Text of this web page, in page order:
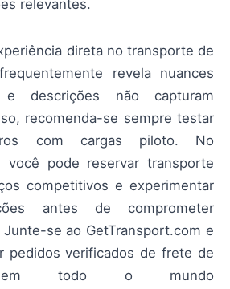
relevantes.
direta no transporte de
revela nuances
e descrições não capturam
recomenda-se sempre testar
com cargas piloto. No
você pode reservar transporte
competitivos e experimentar
antes de comprometer
se ao GetTransport.com e
pedidos verificados de frete de
em todo o mundo